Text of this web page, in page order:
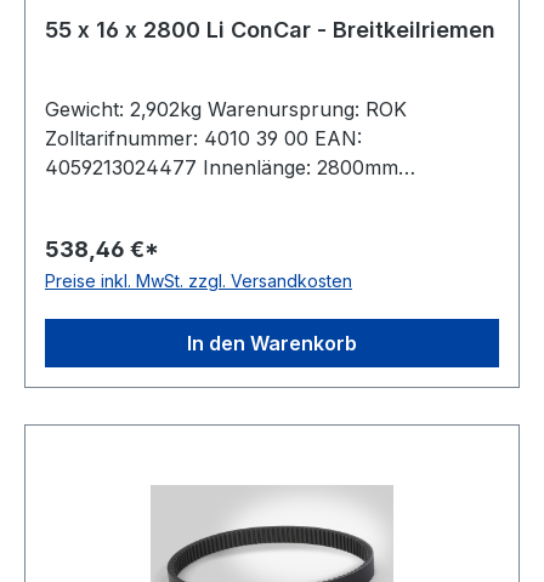
55 x 16 x 2800 Li ConCar - Breitkeilriemen
Gewicht: 2,902kg Warenursprung: ROK
Zolltarifnummer: 4010 39 00 EAN:
4059213024477 Innenlänge: 2800mm
antistatisch: ja Norm: DIN 7719 / ISO 1604 Breite:
55mm Höhe: 16mm Winkel: 28° Material:
538,46 €*
Preise inkl. MwSt. zzgl. Versandkosten
In den Warenkorb